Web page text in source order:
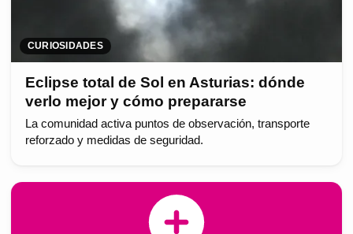
CURIOSIDADES
Eclipse total de Sol en Asturias: dónde
verlo mejor y cómo prepararse
La comunidad activa puntos de observación, transporte
reforzado y medidas de seguridad.